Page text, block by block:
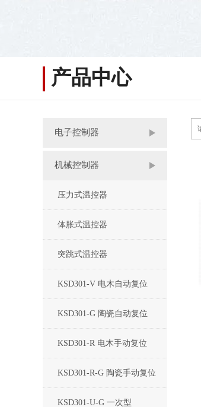
产品中心
电子控制器
机械控制器
压力式温控器
体胀式温控器
突跳式温控器
KSD301-V 电木自动复位
KSD301-G 陶瓷自动复位
KSD301-R 电木手动复位
KSD301-R-G 陶瓷手动复位
KSD301-U-G 一次型